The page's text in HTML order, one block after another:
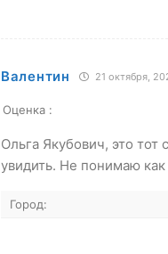
Валентин 21 октября,
Оценка :
Ольга Якубович, это тот
увидить. Не понимаю
Город: